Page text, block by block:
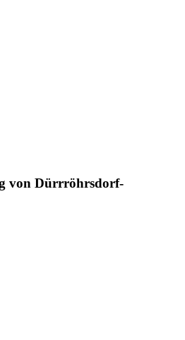
von Dürrröhrsdorf-